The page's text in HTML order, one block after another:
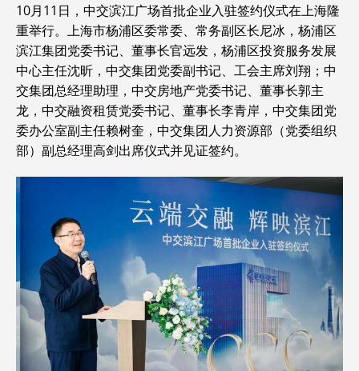
10月11日，中交滨江广场首批企业入驻签约仪式在上海隆
重举行。上海市杨浦区委常委、常务副区长尼冰，杨浦区
滨江集团党委书记、董事长官远发，杨浦区投资服务发展
中心主任沈昕，中交集团党委副书记、工会主席刘翔；中
交集团总经理助理，中交房地产党委书记、董事长郭主
龙，中交融资租赁党委书记、董事长李青岸，中交集团党
委办公室副主任赖树奎，中交集团人力资源部（党委组织
部）副总经理高剑出席仪式并见证签约。